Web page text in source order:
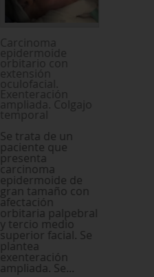
Carcinoma
epidermoide
orbitario con
extensión
oculofacial.
Exenteración
ampliada. Colgajo
temporal
Se trata de un
paciente que
presenta
carcinoma
epidermoide de
gran tamaño con
afectación
orbitaria palpebral
y tercio medio
superior facial. Se
plantea
exenteración
ampliada. Se...